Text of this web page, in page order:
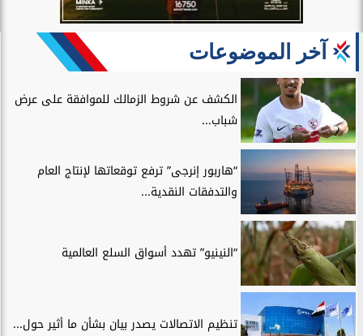
آخر الموضوعات
الكشف عن شروط الزمالك للموافقة على عرض
شباب...
“هاربور إنرجى” ترفع توقعاتها لإنتاج العام
والتدفقات النقدية...
“النينيو” تهدد أسواق السلع العالمية
تنظيم الاتصالات يصدر بيان بشأن ما أثير حول...